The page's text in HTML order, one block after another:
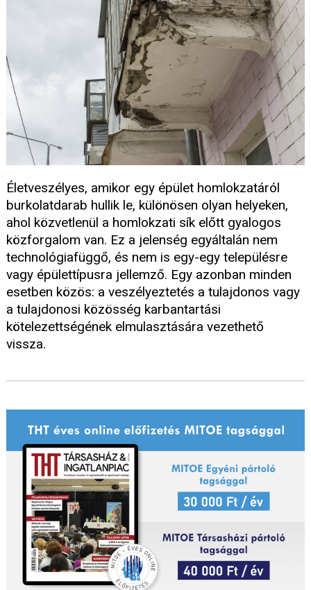
Életveszélyes, amikor egy épület homlokzatáról
burkolatdarab hullik le, különösen olyan helyeken,
ahol közvetlenül a homlokzati sík előtt gyalogos
közforgalom van. Ez a jelenség egyáltalán nem
technológiafüggő, és nem is egy-egy településre
vagy épülettípusra jellemző. Egy azonban minden
esetben közös: a veszélyeztetés a tulajdonos vagy
a tulajdonosi közösség karbantartási
kötelezettségének elmulasztására vezethető
vissza.